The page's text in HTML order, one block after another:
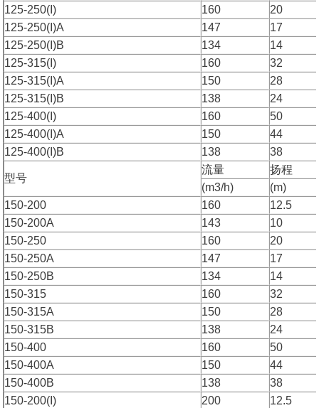
125-250(I)
160
20
125-250(I)A
147
17
125-250(I)B
134
14
125-315(I)
160
32
125-315(I)A
150
28
125-315(I)B
138
24
125-400(I)
160
50
125-400(I)A
150
44
125-400(I)B
138 38
型号
流量
扬程
(m3/h)
(m)
150-200
160
12.5
150-200A
143
10
150-250
160
20
150-250A
147
17
150-250B
134
14
150-315
160
32
150-315A
150
28
150-315B
138
24
150-400
160
50
150-400A
150
44
150-400B
138
38
150-200(I)
200
12.5